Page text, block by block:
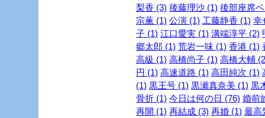
梨香 (3) 後藤理沙 (1) 後部座席
宗薫 (1) 公演 (1) 工藤静香 (1) 幸
子 (1) 江口愛実 (1) 溝端淳平 (2)
郷太郎 (1) 荒岩一味 (1) 香港 (1)
高級 (1) 高橋尚子 (1) 高橋大輔
円 (1) 高速道路 (1) 高田純次 (1)
(1) 黒王号 (1) 黒瀬真奈美 (1) 黒
骨折 (1) 今日は何の日 (76) 婚前
再開 (1) 再結成 (3) 再婚 (1) 最高